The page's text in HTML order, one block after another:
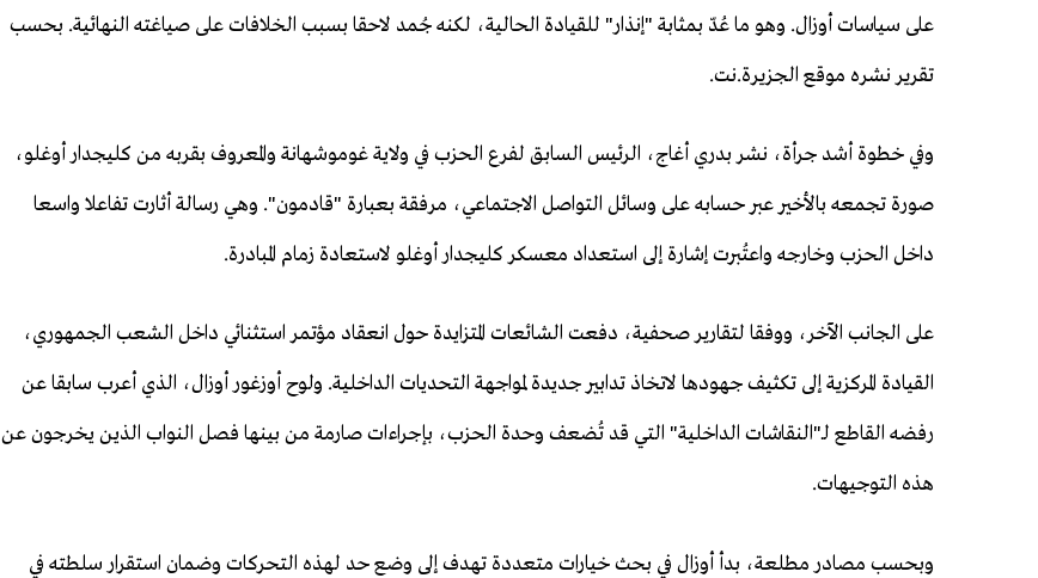
على سياسات أوزال. وهو ما عُدّ بمثابة "إنذار" للقيادة الحالية، لكنه جُمد لاحقا بسبب الخلافات على صياغته النهائية. بحسب
تقرير نشره موقع الجزيرة.نت.
وفي خطوة أشد جرأة، نشر بدري أغاج، الرئيس السابق لفرع الحزب في ولاية غوموشهانة والمعروف بقربه من كليجدار أوغلو،
صورة تجمعه بالأخير عبر حسابه على وسائل التواصل الاجتماعي، مرفقة بعبارة "قادمون". وهي رسالة أثارت تفاعلا واسعا
داخل الحزب وخارجه واعتُبرت إشارة إلى استعداد معسكر كليجدار أوغلو لاستعادة زمام المبادرة.
على الجانب الآخر، ووفقا لتقارير صحفية، دفعت الشائعات المتزايدة حول انعقاد مؤتمر استثنائي داخل الشعب الجمهوري،
القيادة المركزية إلى تكثيف جهودها لاتخاذ تدابير جديدة لمواجهة التحديات الداخلية. ولوح أوزغور أوزال، الذي أعرب سابقا عن
رفضه القاطع لـ"النقاشات الداخلية" التي قد تُضعف وحدة الحزب، بإجراءات صارمة من بينها فصل النواب الذين يخرجون عن
هذه التوجيهات.
وبحسب مصادر مطلعة، بدأ أوزال في بحث خيارات متعددة تهدف إلى وضع حد لهذه التحركات وضمان استقرار سلطته في